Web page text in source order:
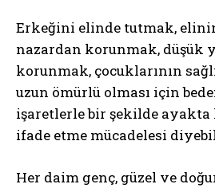
Erkeğini elinde tutmak,
nazardan korunmak, düşük
korunmak, çocuklarının
uzun ömürlü olması için
işaretlerle bir şekilde
ifade etme mücadelesi
Her daim genç, güzel ve